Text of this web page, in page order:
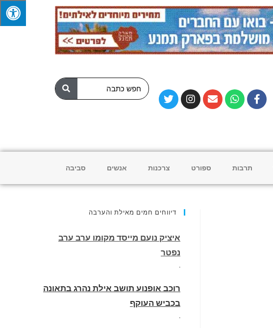
תרבות ספורט צרכנות אנשים סביבה
דיווחים חמים מאילת והערבה
איציק נועם מייסד מקומו ערב ערב
נפטר
.
רוכב אופנוע תושב אילת נהרג בתאונה
בכביש העוקף
.